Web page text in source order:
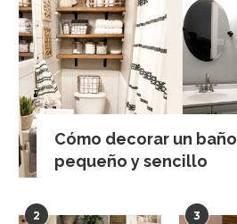
Cómo decorar un baño
pequeño y sencillo
2 3